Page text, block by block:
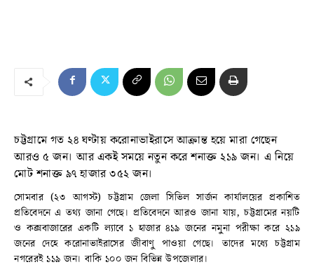
চট্টগ্রামে গত ২৪ ঘণ্টায় করোনাভাইরাসে আক্রান্ত হয়ে মারা গেছেন
আরও ৫ জন। আর একই সময়ে নতুন করে শনাক্ত ২১৯ জন। এ নিয়ে
মোট শনাক্ত ৯৭ হাজার ৩৫২ জন।
সোমবার (২৩ আগস্ট) চট্টগ্রাম জেলা সিভিল সার্জন কার্যালয়ের প্রকাশিত
প্রতিবেদনে এ তথ্য জানা গেছে। প্রতিবেদনে আরও জানা যায়, চট্টগ্রামের নয়টি
ও কক্সবাজারের একটি ল্যাবে ১ হাজার ৪১৯ জনের নমুনা পরীক্ষা করে ২১৯
জনের দেহে করোনাভাইরাসের জীবাণু পাওয়া গেছে। তাদের মধ্যে চট্টগ্রাম
নগরেরই ১১৯ জন। বাকি ১০০ জন বিভিন্ন উপজেলার।